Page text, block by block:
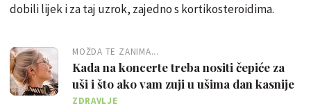
dobili lijek i za taj uzrok, zajedno s kortikosteroidima.
MOŽDA TE ZANIMA...
Kada na koncerte treba nositi čepiće za
uši i što ako vam zuji u ušima dan kasnije
ZDRAVLJE